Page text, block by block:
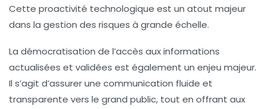
Cette proactivité technologique est un atout majeur
dans la gestion des risques à grande échelle.
La démocratisation de l’accès aux informations
actualisées et validées est également un enjeu majeur.
Il s’agit d’assurer une communication fluide et
transparente vers le grand public, tout en offrant aux